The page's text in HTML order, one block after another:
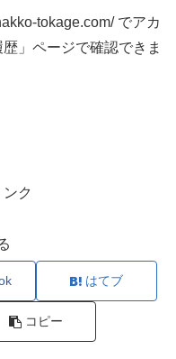
tokage.com/ でアカ
」ページで確認できま
ク
はてブ
コピー